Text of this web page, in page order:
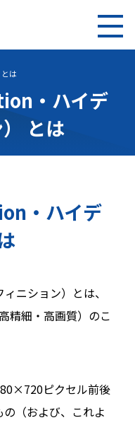
は
・ハイデ
とは
・ハイデ
ニション）とは、
精細・高画質）のこ
ピクセル前後
（および、これよ